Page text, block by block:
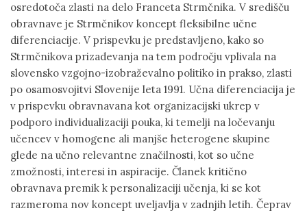
osredotoča zlasti na delo Franceta Strmčnika. V središču
obravnave je Strmčnikov koncept fleksibilne učne
diferenciacije. V prispevku je predstavljeno, kako so
Strmčnikova prizadevanja na tem področju vplivala na
slovensko vzgojno-izobraževalno politiko in prakso, zlasti
po osamosvojitvi Slovenije leta 1991. Učna diferenciacija je
v prispevku obravnavana kot organizacijski ukrep v
podporo individualizaciji pouka, ki temelji na ločevanju
učencev v homogene ali manjše heterogene skupine
glede na učno relevantne značilnosti, kot so učne
zmožnosti, interesi in aspiracije. Članek kritično
obravnava premik k personalizaciji učenja, ki se kot
razmeroma nov koncept uveljavlja v zadnjih letih. Čeprav